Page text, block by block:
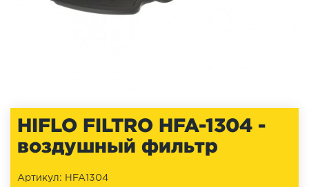
HIFLO FILTRO HFA-1304 -
воздушный фильтр
Артикул: HFA1304